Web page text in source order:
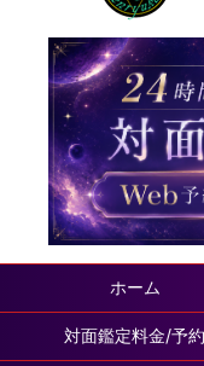
ホーム
対面鑑定料金/予約